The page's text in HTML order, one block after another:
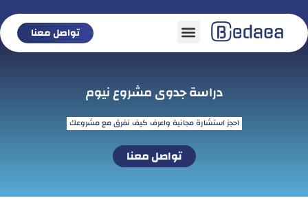
تواصل معنا
دراسة جدوى مشروع نيوم
احجز استشارة مجانية واعرف كيف نفرق مع مشروعك
تواصل معنا